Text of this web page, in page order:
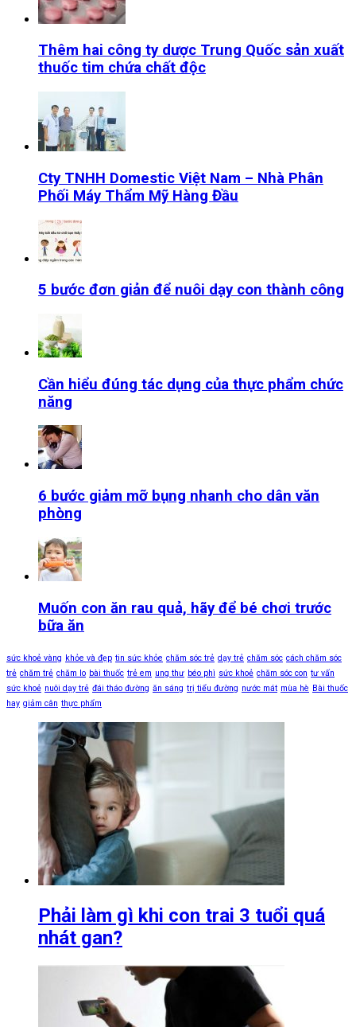
Thêm hai công ty dược Trung Quốc sản xuất
thuốc tim chứa chất độc
Cty TNHH Domestic Việt Nam – Nhà Phân
Phối Máy Thẩm Mỹ Hàng Đầu
5 bước đơn giản để nuôi dạy con thành công
Cần hiểu đúng tác dụng của thực phẩm chức
năng
6 bước giảm mỡ bụng nhanh cho dân văn
phòng
Muốn con ăn rau quả, hãy để bé chơi trước
bữa ăn
sức khoẻ vàng khỏe và đẹp tin sức khỏe chăm sóc trẻ dạy trẻ chăm sóc cách chăm sóc
trẻ chăm trẻ chăm lo bài thuốc trẻ em ung thư béo phì sức khoẻ chăm sóc con tư vấn
sức khoẻ nuôi dạy trẻ đái tháo đường ăn sáng trị tiểu đường nước mát mùa hè Bài thuốc
hay giảm cân thực phẩm
Phải làm gì khi con trai 3 tuổi quá
nhát gan?